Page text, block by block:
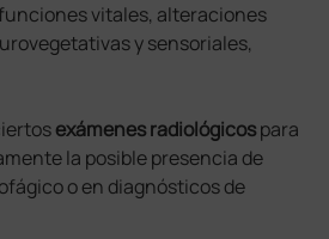
vitales, alteraciones
y sensoriales,
exámenes radiológicospara
la posible presencia de
o en diagnósticos de